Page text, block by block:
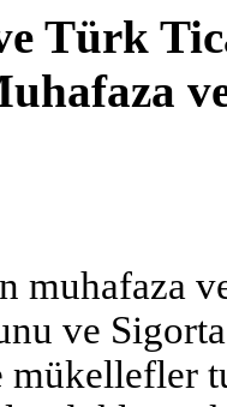
Türk
muhafaza
ve
mükellefler